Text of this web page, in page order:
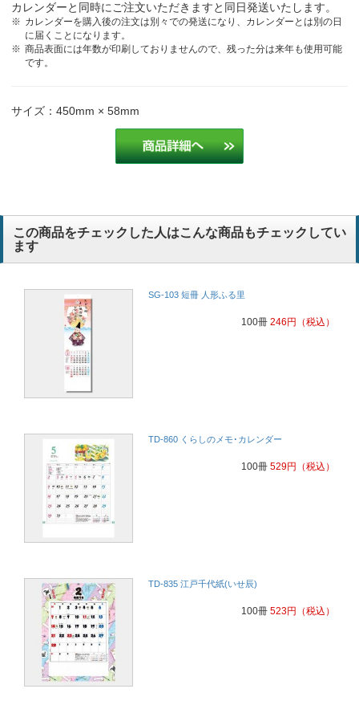
カレンダーと同時にご注文いただきますと同日発送いたします。
カレンダーを購入後の注文は別々での発送になり、カレンダーとは別の日
に届くことになります。
商品表面には年数が印刷しておりませんので、残った分は来年も使用可能
です。
サイズ：450mm × 58mm
この商品をチェックした人はこんな商品もチェックしてい
ます
SG-103 短冊 人形ふる里
100冊 246 円 （税込）
TD-860 くらしのメモ･カレンダー
100冊 529円 （税込）
TD-835 江戸千代紙(いせ辰)
100冊 523円 （税込）